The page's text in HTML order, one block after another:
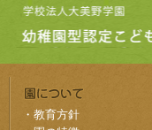
・ 教育方針